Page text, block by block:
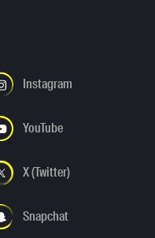
Instagram
YouTube
X (Twitter)
Snapchat